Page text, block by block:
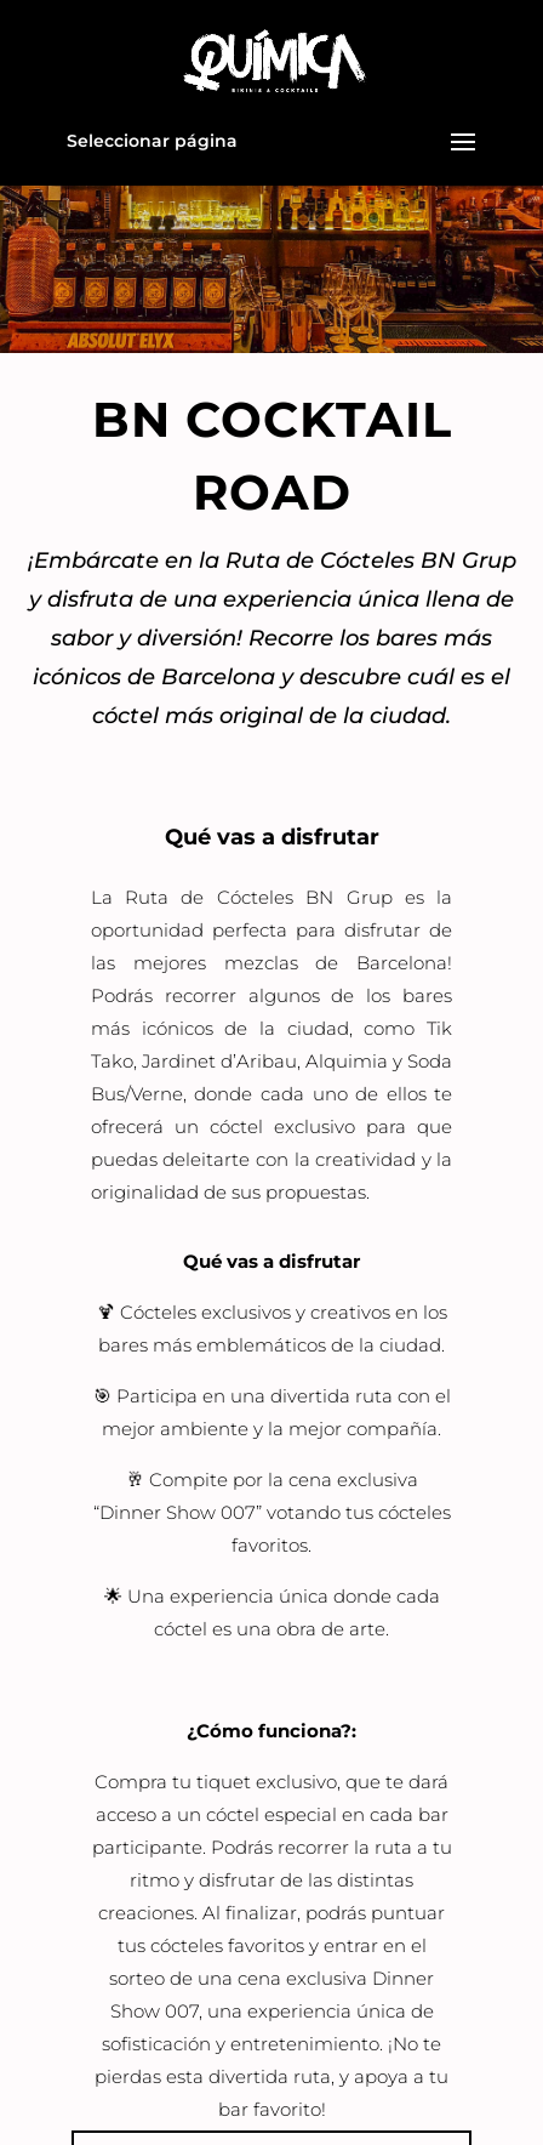
Seleccionar página
BN COCKTAIL
ROAD
¡Embárcate en la Ruta de Cócteles BN Grup
y disfruta de una experiencia única llena de
sabor y diversión! Recorre los bares más
icónicos de Barcelona y descubre cuál es el
cóctel más original de la ciudad.
Qué vas a disfrutar
La Ruta de Cócteles BN Grup es la
oportunidad perfecta para disfrutar de
las mejores mezclas de Barcelona!
Podrás recorrer algunos de los bares
más icónicos de la ciudad, como Tik
Tako, Jardinet d’Aribau, Alquimia y Soda
Bus/Verne, donde cada uno de ellos te
ofrecerá un cóctel exclusivo para que
puedas deleitarte con la creatividad y la
originalidad de sus propuestas.
Qué vas a disfrutar
🍹 Cócteles exclusivos y creativos en los
bares más emblemáticos de la ciudad.
🎯 Participa en una divertida ruta con el
mejor ambiente y la mejor compañía.
🥂 Compite por la cena exclusiva
“Dinner Show 007” votando tus cócteles
favoritos.
🌟 Una experiencia única donde cada
cóctel es una obra de arte.
¿Cómo funciona?:
Compra tu tiquet exclusivo, que te dará
acceso a un cóctel especial en cada bar
participante. Podrás recorrer la ruta a tu
ritmo y disfrutar de las distintas
creaciones. Al finalizar, podrás puntuar
tus cócteles favoritos y entrar en el
sorteo de una cena exclusiva Dinner
Show 007, una experiencia única de
sofisticación y entretenimiento. ¡No te
pierdas esta divertida ruta, y apoya a tu
bar favorito!